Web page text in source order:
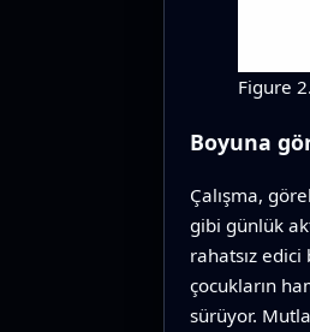
Figure 2.
Boyuna
Çalışma,
gibi günlük
rahatsız
çocukların
sürüyor.